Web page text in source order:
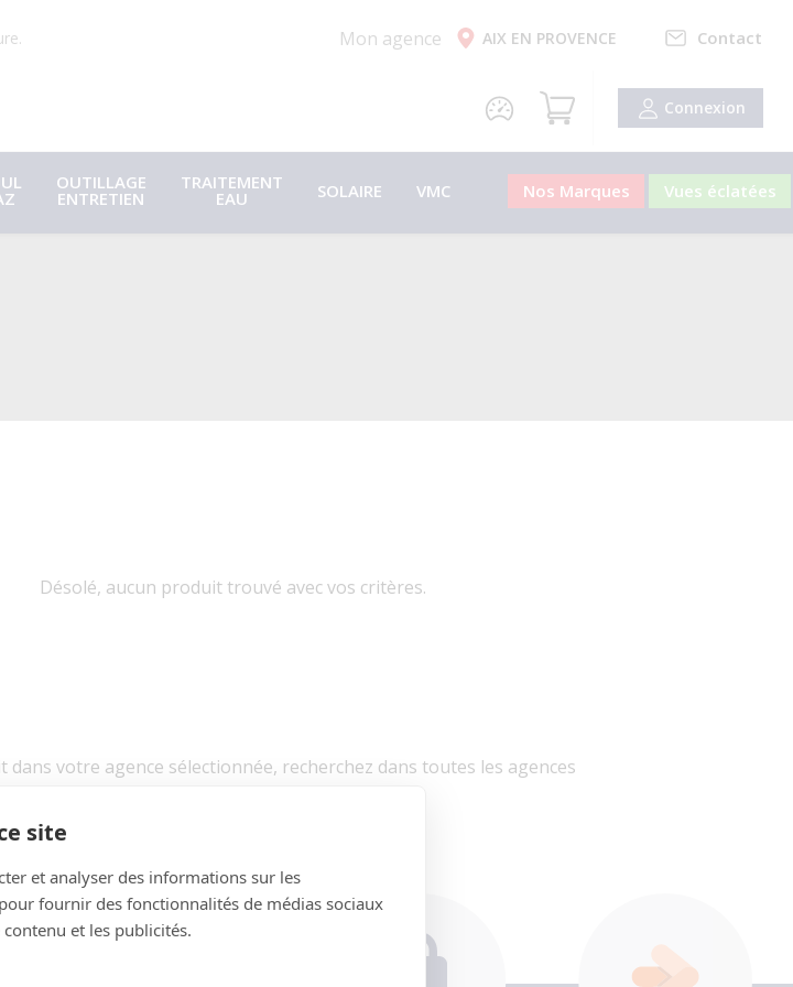
Mon agence AIX EN PROVENCE Contact
Connexion
OUTILLAGE
ENTRETIEN
TRAITEMENT
EAU SOLAIRE VMC Nos Marques Vues éclatées
Désolé, aucun produit trouvé avec vos critères.
dans votre agence sélectionnée, recherchez dans toutes les agences
site
et analyser des informations sur les
fournir des fonctionnalités de médias sociaux
et les publicités.